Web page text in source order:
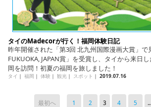
タイのMadecorが行く！福岡体験日記
昨年開催された「第3回 北九州国際漫画大賞」
FUKUOKA, JAPAN賞」を受賞し、タイから来日
岡を訪問！初夏の福岡を旅しました！
タイ ｜ 福岡 ｜ 体験 ｜ 観光｜ スポット ｜ 2019.07.16
最初へ 1 2 3 4 5